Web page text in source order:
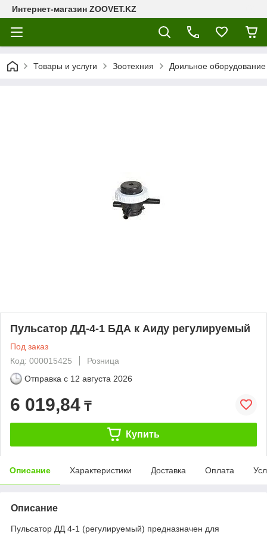
Интернет-магазин ZOOVET.KZ
Товары и услуги Зоотехния Доильное оборудование
Пульсатор ДД-4-1 БДА к Аиду регулируемый
Под заказ
Код: 000015425
Розница
Отправка с 12 августа 2026
6 019,84 ₸
Купить
Описание Характеристики Доставка Оплата
Описание
Пульсатор ДД 4-1 (регулируемый) предназначен для